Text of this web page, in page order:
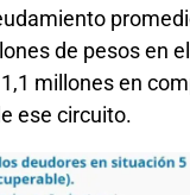
de pesos en
millones en
ese circuito.